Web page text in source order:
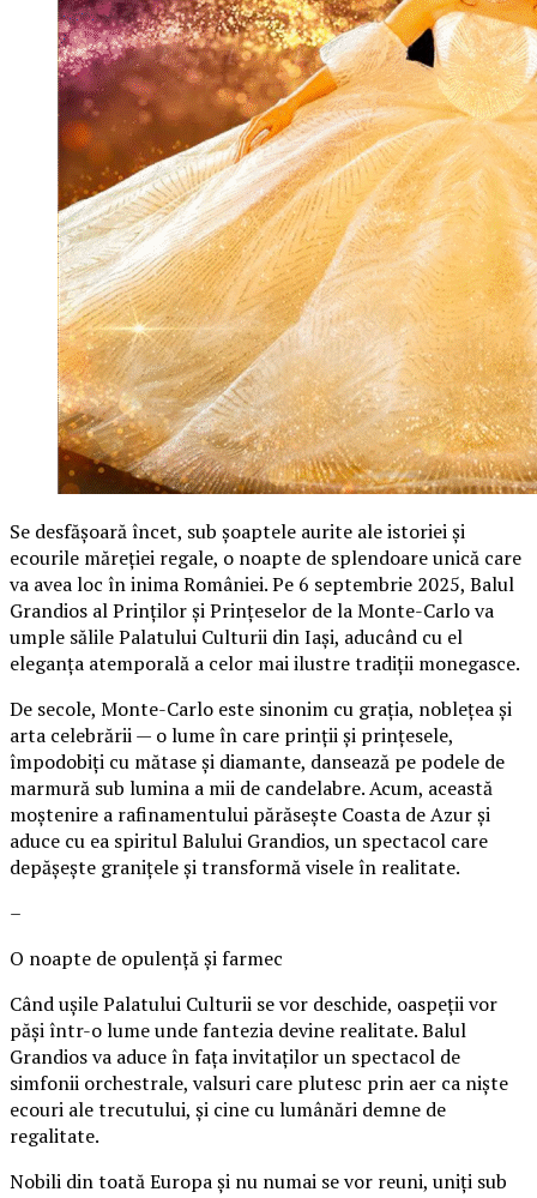
Se desfășoară încet, sub șoaptele aurite ale istoriei și
ecourile măreției regale, o noapte de splendoare unică care
va avea loc în inima României. Pe 6 septembrie 2025, Balul
Grandios al Prinților și Prințeselor de la Monte-Carlo va
umple sălile Palatului Culturii din Iași, aducând cu el
eleganța atemporală a celor mai ilustre tradiții monegasce.
De secole, Monte-Carlo este sinonim cu grația, noblețea și
arta celebrării — o lume în care prinții și prințesele,
împodobiți cu mătase și diamante, dansează pe podele de
marmură sub lumina a mii de candelabre. Acum, această
moștenire a rafinamentului părăsește Coasta de Azur și
aduce cu ea spiritul Balului Grandios, un spectacol care
depășește granițele și transformă visele în realitate.
–
O noapte de opulență și farmec
Când ușile Palatului Culturii se vor deschide, oaspeții vor
păși într-o lume unde fantezia devine realitate. Balul
Grandios va aduce în fața invitaților un spectacol de
simfonii orchestrale, valsuri care plutesc prin aer ca niște
ecouri ale trecutului, și cine cu lumânări demne de
regalitate.
Nobili din toată Europa și nu numai se vor reuni, uniți sub